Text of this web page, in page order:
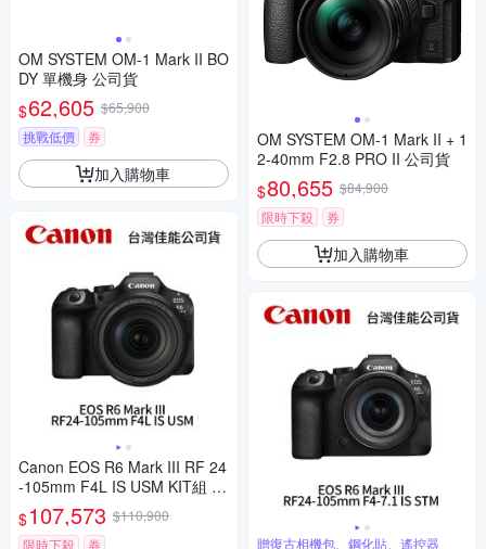
OM SYSTEM OM-1 Mark II BO
DY 單機身 公司貨
$62,605 $65,900
挑戰低價
券
加入購物車
Canon EOS R6 Mark III RF 24
-105mm F4L IS USM KIT組 R
6M3(公司貨)
$107,573 $110,900
限時下殺
券
OM SYSTEM OM-1 Mark II + 1
2-40mm F2.8 PRO II 公司貨
$80,655 $84,900
限時下殺
券
加入購物車
贈復古相機包、鋼化貼、遙控器